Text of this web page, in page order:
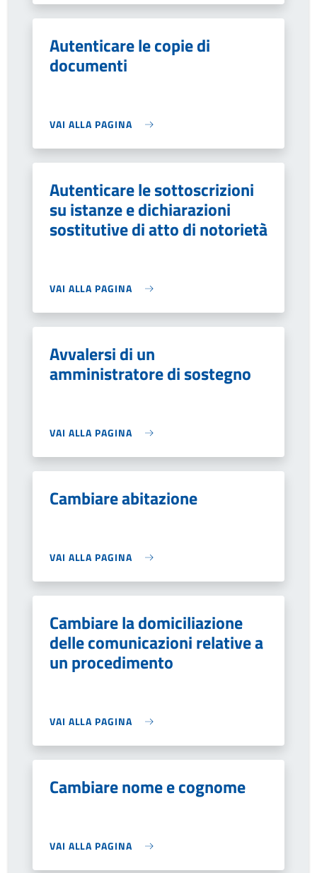
Autenticare le copie di
documenti
VAI ALLA PAGINA
Autenticare le sottoscrizioni
su istanze e dichiarazioni
sostitutive di atto di notorietà
VAI ALLA PAGINA
Avvalersi di un
amministratore di sostegno
VAI ALLA PAGINA
Cambiare abitazione
VAI ALLA PAGINA
Cambiare la domiciliazione
delle comunicazioni relative a
un procedimento
VAI ALLA PAGINA
Cambiare nome e cognome
VAI ALLA PAGINA